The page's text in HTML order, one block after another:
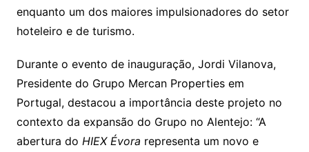
enquanto um dos maiores impulsionadores do setor
hoteleiro e de turismo.
Durante o evento de inauguração, Jordi Vilanova,
Presidente do Grupo Mercan Properties em
Portugal, destacou a importância deste projeto no
contexto da expansão do Grupo no Alentejo: “A
abertura do HIEX Évora representa um novo e